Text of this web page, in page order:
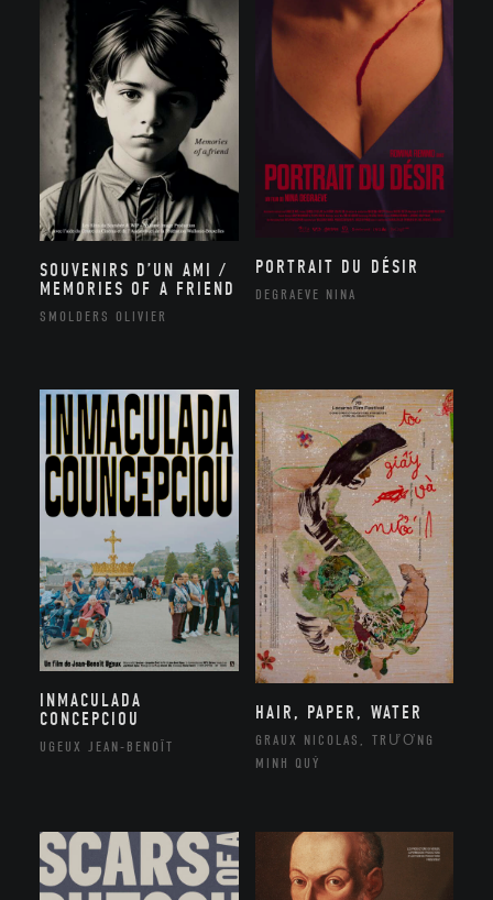
SOUVENIRS D’UN AMI /
MEMORIES OF A FRIEND
SMOLDERS OLIVIER
PORTRAIT DU DÉSIR
DEGRAEVE NINA
INMACULADA
CONCEPCIOU
UGEUX JEAN-BENOÎT
HAIR, PAPER, WATER
GRAUX NICOLAS, TRƯƠNG
MINH QUÝ